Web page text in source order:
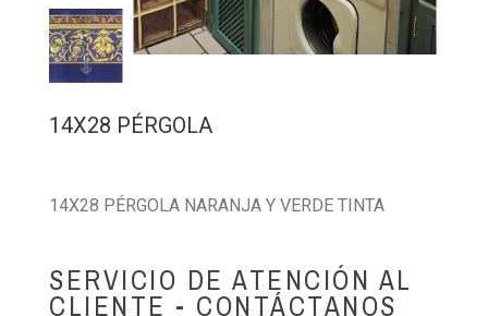
14X28 PÉRGOLA
14X28 PÉRGOLA NARANJA Y VERDE TINTA
SERVICIO DE ATENCIÓN AL
CLIENTE - CONTÁCTANOS